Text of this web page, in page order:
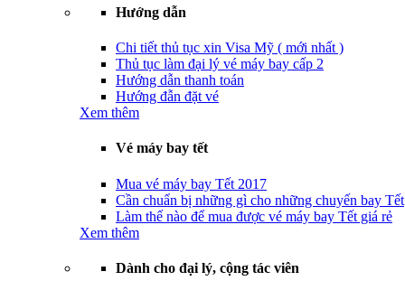
Hướng dẫn
Chi tiết thủ tục xin Visa Mỹ ( mới nhất )
Thủ tục làm đại lý vé máy bay cấp 2
Hướng dẫn thanh toán
Hướng đẫn đặt vé
Xem thêm
Vé máy bay tết
Mua vé máy bay Tết 2017
Cần chuẩn bị những gì cho những chuyến bay Tết
Làm thế nào để mua được vé máy bay Tết giá rẻ
Xem thêm
Dành cho đại lý, cộng tác viên